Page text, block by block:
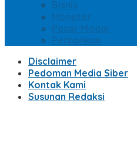
Bisnis
Moneter
Pasar Modal
Perbankan
Disclaimer
Pedoman Media Siber
Kontak Kami
Susunan Redaksi